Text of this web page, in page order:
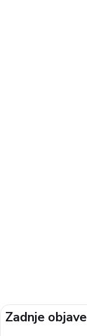
Zadnje objave